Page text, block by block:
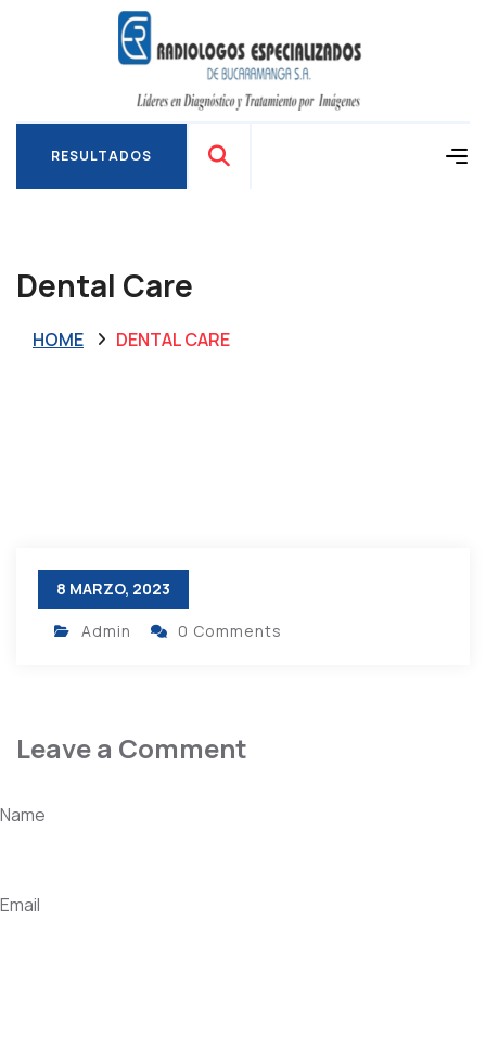
RESULTADOS
Dental Care
HOME DENTAL CARE
8 MARZO, 2023
Admin 0 Comments
Leave a Comment
Name
Email